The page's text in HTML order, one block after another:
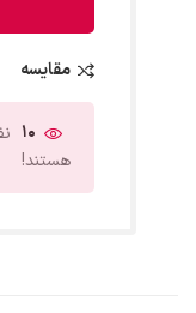
مقایسه
10
هستند!